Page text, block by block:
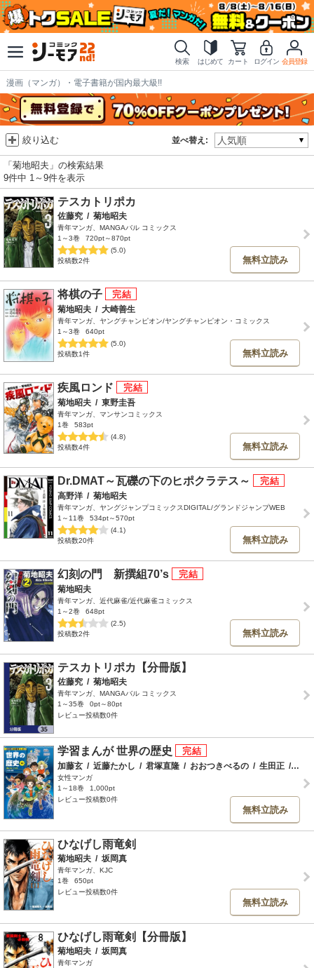
検索 はじめて カート ログイン 会員登録
漫画（マンガ）・電子書籍が国内最大級!!
並べ替え:
絞り込む
「菊地昭夫」の検索結果
9件中 1～9件を表示
テスカトリポカ
佐藤究 / 菊地昭夫
青年マンガ、MANGAバル コミックス
1～3巻
720pt～870pt
(5.0)
投稿数2件
無料立読み
将棋の子
菊地昭夫 / 大崎善生
青年マンガ、ヤングチャンピオン/ヤングチャンピオン・コミックス
1～3巻
640pt
(5.0)
投稿数1件
無料立読み
疾風ロンド
菊地昭夫 / 東野圭吾
青年マンガ、マンサンコミックス
1巻
583pt
(4.8)
投稿数4件
無料立読み
Dr.DMAT～瓦礫の下のヒポクラテス～
高野洋 / 菊地昭夫
青年マンガ、ヤングジャンプコミックスDIGITAL/グランドジャンプWEB
1～11巻
534pt～570pt
(4.1)
投稿数20件
無料立読み
幻刻の門 新撰組70’s
菊地昭夫
青年マンガ、近代麻雀/近代麻雀コミックス
1～2巻
648pt
(2.5)
投稿数2件
無料立読み
テスカトリポカ【分冊版】
佐藤究 / 菊地昭夫
青年マンガ、MANGAバル コミックス
1～35巻
0pt～80pt
レビュー投稿数0件
学習まんが 世界の歴史
加藤玄 / 近藤たかし / 君塚直隆 / おおつきべるの / 生田正 / 石
女性マンガ
1～18巻
1,000pt
レビュー投稿数0件
無料立読み
ひなげし雨竜剣
菊地昭夫 / 坂岡真
青年マンガ、KJC
1巻
650pt
レビュー投稿数0件
無料立読み
ひなげし雨竜剣【分冊版】
菊地昭夫 / 坂岡真
青年マンガ